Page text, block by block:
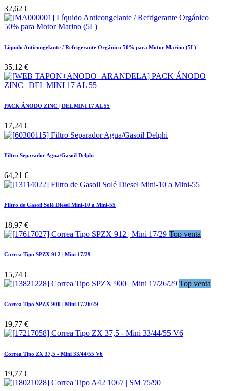
32,62 €
Líquido Anticongelante / Refrigerante Orgánico 50% para Motor Marino (5L)
35,12 €
PACK ÁNODO ZINC | DEL MINI 17 AL 55
17,24 €
Filtro Separador Agua/Gasoil Delphi
64,21 €
Filtro de Gasoil Solé Diesel Mini-10 a Mini-55
18,97 €
Top venta
Correa Tipo SPZX 912 | Mini 17/29
15,74 €
Top venta
Correa Tipo SPZX 900 | Mini 17/26/29
19,77 €
Correa Tipo ZX 37,5 - Mini 33/44/55 V6
19,77 €